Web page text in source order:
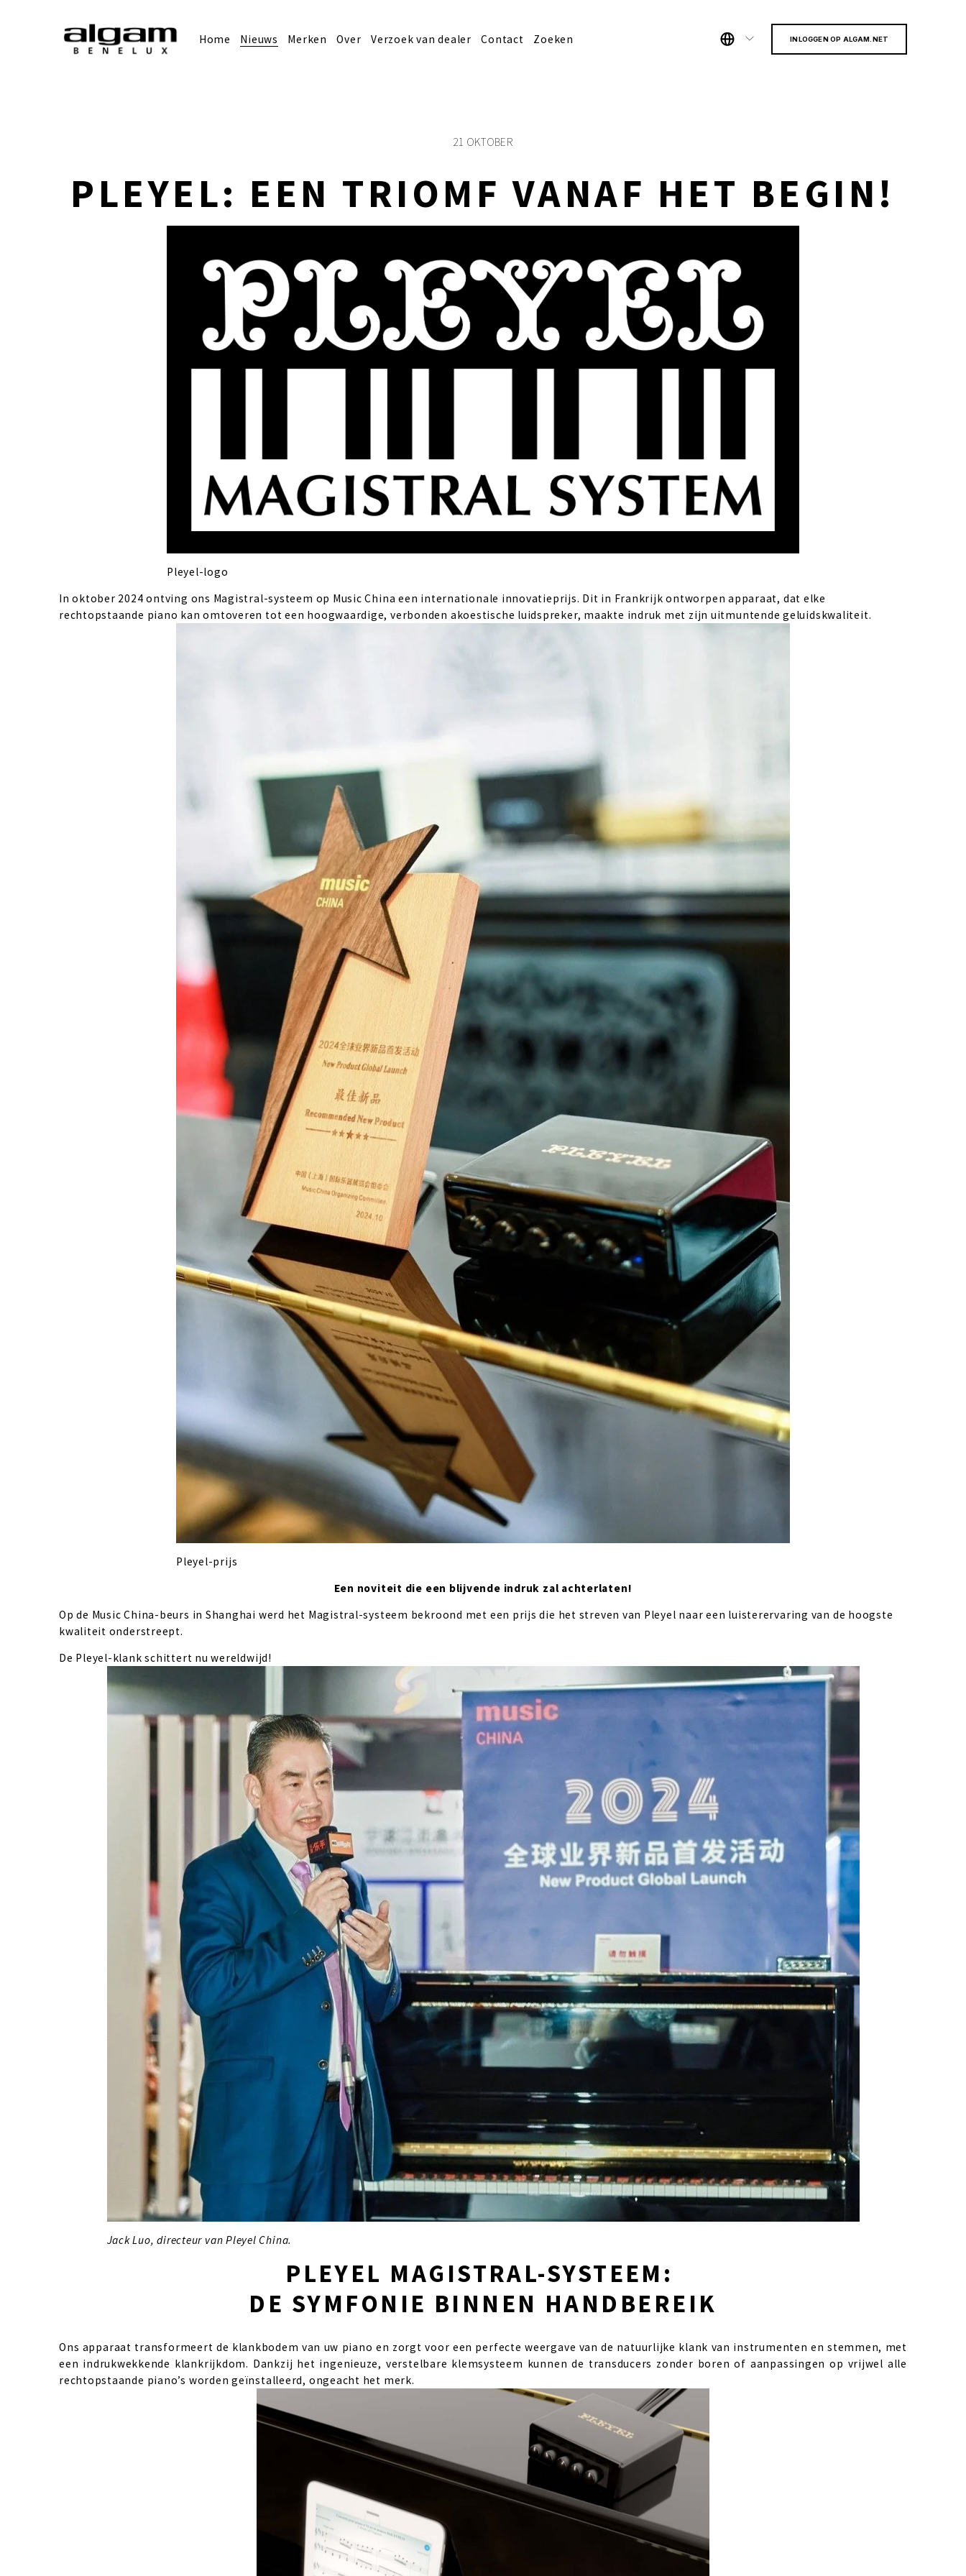
Home Nieuws Merken Over Verzoek van dealer Contact Zoeken INLOGGEN OP ALGAM.NET
PLEYEL: EEN TRIOMF VANAF HET BEGIN!
21 OKTOBER
Pleyel-logo
In oktober 2024 ontving ons Magistral-systeem op Music China een internationale innovatieprijs. Dit in Frankrijk ontworpen apparaat, dat elke
rechtopstaande piano kan omtoveren tot een hoogwaardige, verbonden akoestische luidspreker, maakte indruk met zijn uitmuntende geluidskwaliteit.
Pleyel-prijs
Een noviteit die een blijvende indruk zal achterlaten!
Op de Music China-beurs in Shanghai werd het Magistral-systeem bekroond met een prijs die het streven van Pleyel naar een luisterervaring van de hoogste
kwaliteit onderstreept.
De Pleyel-klank schittert nu wereldwijd!
Jack Luo, directeur van Pleyel China.
PLEYEL MAGISTRAL-SYSTEEM:
DE SYMFONIE BINNEN HANDBEREIK
Ons apparaat transformeert de klankbodem van uw piano en zorgt voor een perfecte weergave van de natuurlijke klank van instrumenten en stemmen, met
een indrukwekkende klankrijkdom. Dankzij het ingenieuze, verstelbare klemsysteem kunnen de transducers zonder boren of aanpassingen op vrijwel alle
rechtopstaande piano’s worden geïnstalleerd, ongeacht het merk.